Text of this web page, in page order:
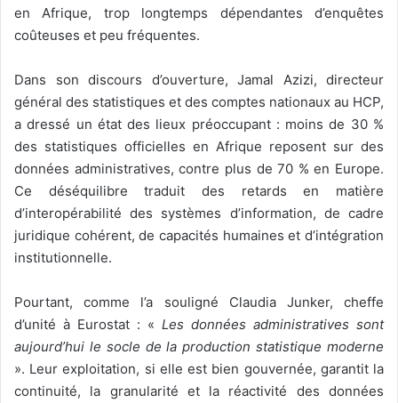
en Afrique, trop longtemps dépendantes d’enquêtes
coûteuses et peu fréquentes.
Dans son discours d’ouverture, Jamal Azizi, directeur
général des statistiques et des comptes nationaux au HCP,
a dressé un état des lieux préoccupant : moins de 30 %
des statistiques officielles en Afrique reposent sur des
données administratives, contre plus de 70 % en Europe.
Ce déséquilibre traduit des retards en matière
d’interopérabilité des systèmes d’information, de cadre
juridique cohérent, de capacités humaines et d’intégration
institutionnelle.
Pourtant, comme l’a souligné Claudia Junker, cheffe
d’unité à Eurostat : « Les données administratives sont
aujourd’hui le socle de la production statistique moderne
». Leur exploitation, si elle est bien gouvernée, garantit la
continuité, la granularité et la réactivité des données